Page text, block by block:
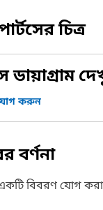
চিত্র
ডায়াগ্রাম
করুন
বর্ণনা
বিবরণ যোগ